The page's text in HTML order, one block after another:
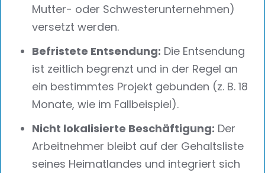
Mutter- oder Schwesterunternehmen)
versetzt werden.
Befristete Entsendung: Die Entsendung
ist zeitlich begrenzt und in der Regel an
ein bestimmtes Projekt gebunden (z. B. 18
Monate, wie im Fallbeispiel).
Nicht lokalisierte Beschäftigung: Der
Arbeitnehmer bleibt auf der Gehaltsliste
seines Heimatlandes und integriert sich